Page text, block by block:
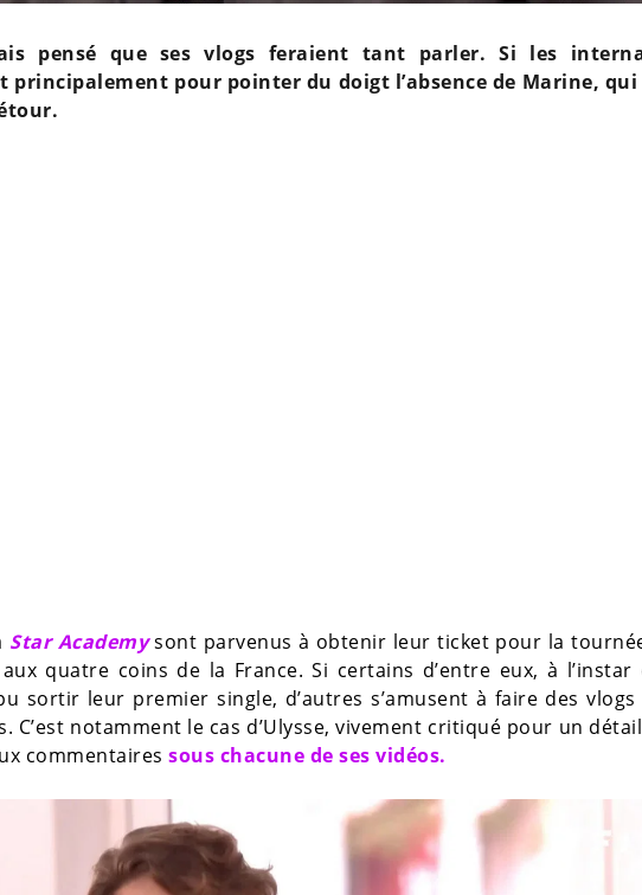
pensé que ses vlogs feraient tant parler. Si les
principalement pour pointer du doigt l’absence de Marine, qui
Star Academysont parvenus à obtenir leur ticket pour la
quatre coins de la France. Si certains d’entre eux, à l’instar
sortir leur premier single, d’autres s’amusent à faire des
C’est notamment le cas d’Ulysse, vivement critiqué pour un
commentaires sous chacune de ses vidéos.